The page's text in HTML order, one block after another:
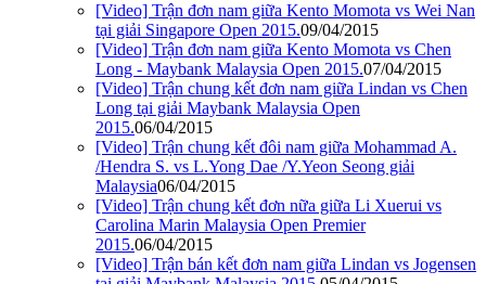
[Video] Trận đơn nam giữa Kento Momota vs Wei Nan
tại giải Singapore Open 2015.09/04/2015
[Video] Trận đơn nam giữa Kento Momota vs Chen
Long - Maybank Malaysia Open 2015.07/04/2015
[Video] Trận chung kết đơn nam giữa Lindan vs Chen
Long tại giải Maybank Malaysia Open
2015.06/04/2015
[Video] Trận chung kết đôi nam giữa Mohammad A.
/Hendra S. vs L.Yong Dae /Y.Yeon Seong giải
Malaysia06/04/2015
[Video] Trận chung kết đơn nữa giữa Li Xuerui vs
Carolina Marin Malaysia Open Premier
2015.06/04/2015
[Video] Trận bán kết đơn nam giữa Lindan vs Jogensen